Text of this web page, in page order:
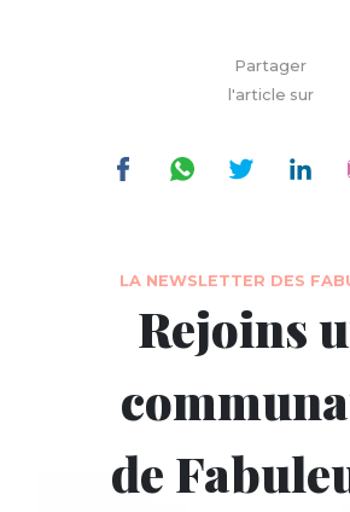
Partager
l'article sur
LA NEWSLETTER DES
Rejoins
de